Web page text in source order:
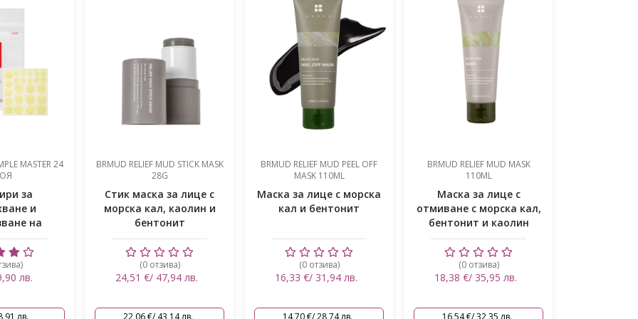
STICK MASK
28G
за лице с
каолин и
лв.
BRMUD RELIEF MUD PEEL OFF
MASK 110ML
Маска за лице с морска
кал и бентонит
(0 отзива)
16,33 €/ 31,94 лв.
BRMUD RELIEF MUD MASK
110ML
Маска за лице с
отмиване с морска кал,
(0 отзива)
18,38 €/ 35,95 лв.
BRMUD RELIEF MUD PACK TO
FOAM CLEANSER 110ML
2 в 1 Маска и
почистваща пяна с кора
от бяла върба,
хиалуронова к...
(0 отзива)
15,82 €/ 30,94 лв.